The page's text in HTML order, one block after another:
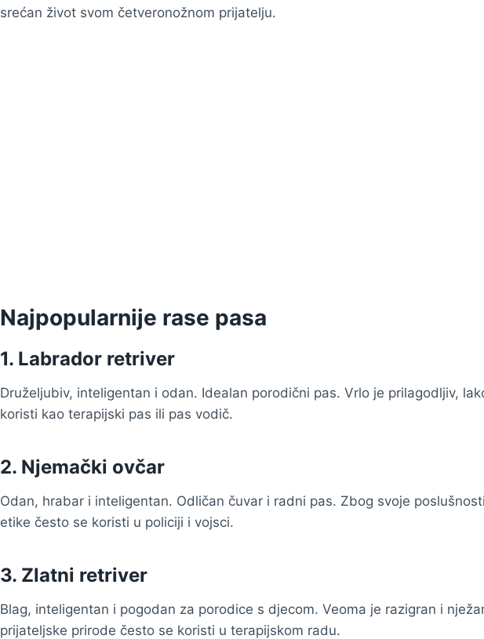
srećan život svom četveronožnom prijatelju.
Najpopularnije rase pasa
1. Labrador retriver
Druželjubiv, inteligentan i odan. Idealan porodični pas. Vrlo je prilagodljiv,
koristi kao terapijski pas ili pas vodič.
2. Njemački ovčar
Odan, hrabar i inteligentan. Odličan čuvar i radni pas. Zbog svoje
etike često se koristi u policiji i vojsci.
3. Zlatni retriver
Blag, inteligentan i pogodan za porodice s djecom. Veoma je razigran i
prijateljske prirode često se koristi u terapijskom radu.